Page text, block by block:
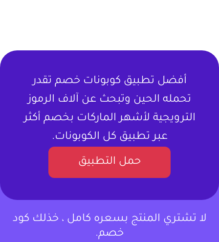
أفضل تطبيق كوبونات خصم تقدر
تحمله الحين وتبحث عن آلاف الرموز
الترويجية لأشهر الماركات بخصم أكثر
عبر تطبيق كل الكوبونات.
حمل التطبيق
لا تشتري المنتج بسعره كامل ، خذلك كود
خصم.